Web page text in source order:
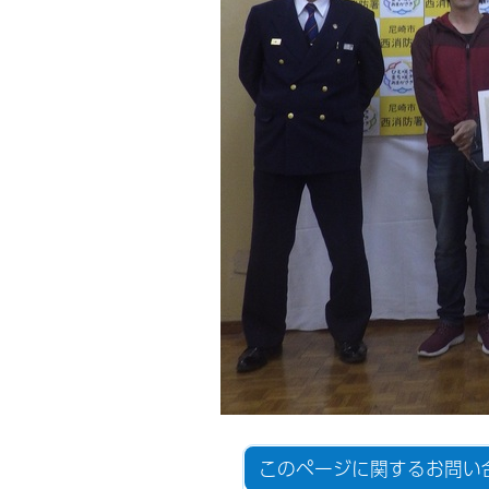
このページに関するお問い